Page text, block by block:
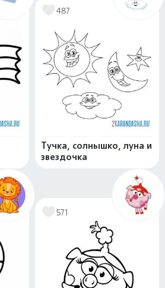
487
Тучка, солнышко, луна и
звездочка
571